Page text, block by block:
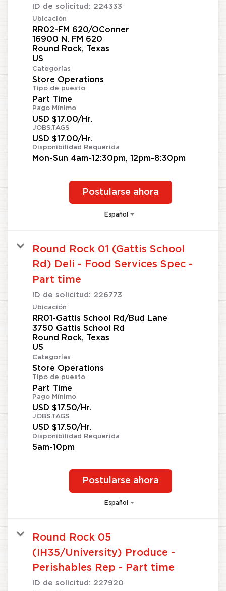
ID de solicitud: 224333
Ubicación
RR02-FM 620/OConner
16900 N. FM 620
Round Rock, Texas
Categorías
Store Operations
Tipo de puesto
Part Time
Pago Mínimo
USD $17.00/Hr.
JOBS.TAGS
USD $17.00/Hr.
Disponibilidad Requerida
Mon-Sun 4am-12:30pm, 12pm-8:30pm
Postularse ahora
Español
Round Rock 01 (Gattis School
Rd) Deli - Food Services Spec -
Part time
ID de solicitud: 226773
Ubicación
RR01-Gattis School Rd/Bud Lane
3750 Gattis School Rd
Round Rock, Texas
Categorías
Store Operations
Tipo de puesto
Part Time
Pago Mínimo
USD $17.50/Hr.
JOBS.TAGS
USD $17.50/Hr.
Disponibilidad Requerida
5am-10pm
Postularse ahora
Español
Round Rock 05
(IH35/University) Produce -
Perishables Rep - Part time
ID de solicitud: 227920